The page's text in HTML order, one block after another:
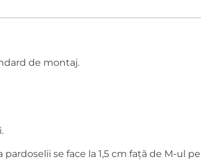
de montaj.
se face la 1,5 cm față de M-ul